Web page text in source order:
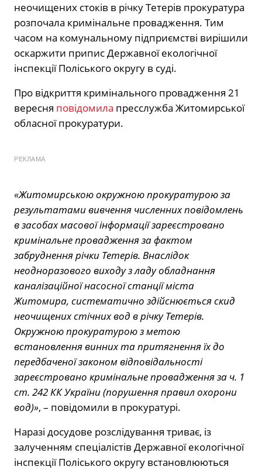
неочищених стоків в річку Тетерів прокуратура
розпочала кримінальне провадження. Тим
часом на комунальному підприємстві вирішили
оскаржити припис Державної екологічної
інспекції Поліського округу в суді.
Про відкриття кримінального провадження 21
вересня повідомила пресслужба Житомирської
обласної прокуратури.
РЕКЛАМА
«Житомирською окружною прокуратурою за
результатами вивчення численних повідомлень
в засобах масової інформації зареєстровано
кримінальне провадження за фактом
забруднення річки Тетерів. Внаслідок
неодноразового виходу з ладу обладнання
каналізаційної насосної станції міста
Житомира, систематично здійснюється скид
неочищених стічних вод в річку Тетерів.
Окружною прокуратурою з метою
встановлення винних та притягнення їх до
передбаченої законом відповідальності
зареєстровано кримінальне провадження за ч. 1
ст. 242 КК України (порушення правил охорони
вод)», – повідомили в прокуратурі.
Наразі досудове розслідування триває, із
залученням спеціалістів Державної екологічної
інспекції Поліського округу встановлюються